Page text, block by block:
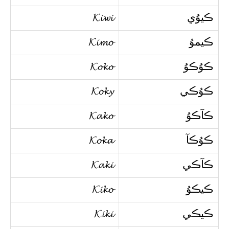
ڪيوُي 𝓚𝓲𝔀𝓲
ڪيموُ 𝓚𝓲𝓶𝓸
ڪوُڪوُ 𝓚𝓸𝓴𝓸
ڪوُڪي 𝓚𝓸𝓴𝔂
ڪآڪوُ 𝓚𝓪𝓴𝓸
ڪوُڪآ 𝓚𝓸𝓴𝓪
ڪآڪي 𝓚𝓪𝓴𝓲
ڪيڪوُ 𝓚𝓲𝓴𝓸
ڪيڪي 𝓚𝓲𝓴𝓲